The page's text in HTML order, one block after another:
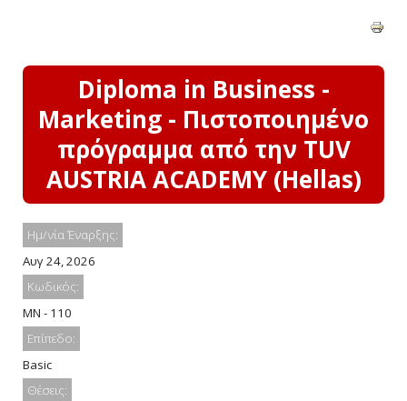
Diploma in Business -
Marketing - Πιστοποιημένο
πρόγραμμα από την TUV
AUSTRIA ACADEMY (Hellas)
Ημ/νία Έναρξης:
Αυγ 24, 2026
Κωδικός:
MN - 110
Επίπεδο:
Basic
Θέσεις: